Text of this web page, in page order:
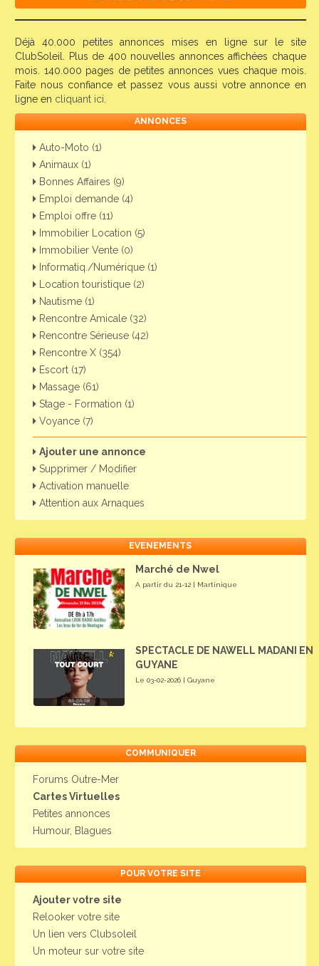
Déjà 40.000 petites annonces mises en ligne sur le site
ClubSoleil. Plus de 400 nouvelles annonces affichées chaque
mois. 140.000 pages de petites annonces vues chaque mois.
Faite nous confiance et passez vous aussi votre annonce en
ligne en cliquant ici
ANNONCES
Auto-Moto (1)
Animaux (1)
Bonnes Affaires (9)
Emploi demande (4)
Emploi offre (11)
Immobilier Location (5)
Immobilier Vente (0)
Informatiq./Numérique (1)
Location touristique (2)
Nautisme (1)
Rencontre Amicale (32)
Rencontre Sérieuse (42)
Rencontre X (354)
Escort (17)
Massage (61)
Stage - Formation (1)
Voyance (7)
Ajouter une annonce
Supprimer / Modifier
Activation manuelle
Attention aux Arnaques
EVENEMENTS
Marché de Nwel
A partir du 21-12 | Martinique
SPECTACLE DE NAWELL MADANI EN
GUYANE
Le 03-02-2026 | Guyane
COMMUNIQUER
Forums Outre-Mer
Cartes Virtuelles
Petites annonces
Humour, Blagues
POUR VOTRE SITE
Ajouter votre site
Relooker votre site
Un lien vers Clubsoleil
Un moteur sur votre site